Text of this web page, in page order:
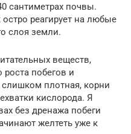
сантиметрах почвы.
реагирует на любые
слоя земли.
веществ,
побегов и
плотная, корни
кислорода. Я
без дренажа побеги
желтеть уже к